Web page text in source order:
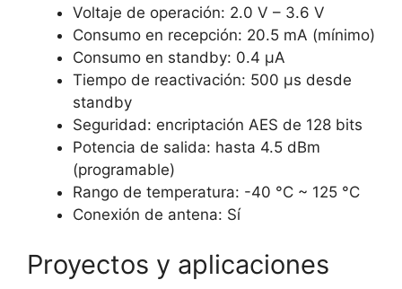
Voltaje de operación: 2.0 V – 3.6 V
Consumo en recepción: 20.5 mA (mínimo)
Consumo en standby: 0.4 µA
Tiempo de reactivación: 500 µs desde
standby
Seguridad: encriptación AES de 128 bits
Potencia de salida: hasta 4.5 dBm
(programable)
Rango de temperatura: -40 °C ~ 125 °C
Conexión de antena: Sí
Proyectos y aplicaciones